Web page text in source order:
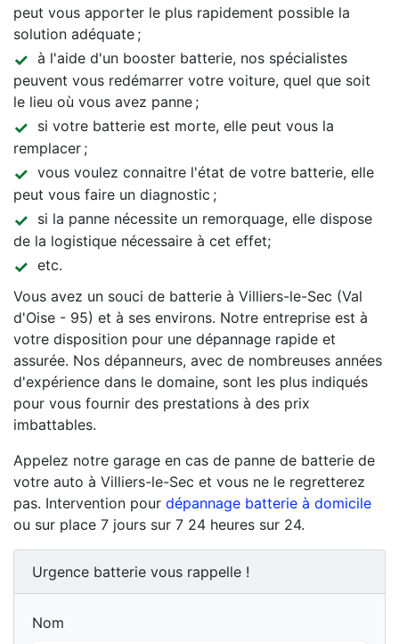
peut vous apporter le plus rapidement possible la
solution adéquate ;
à l'aide d'un booster batterie, nos spécialistes
peuvent vous redémarrer votre voiture, quel que soit
le lieu où vous avez panne ;
si votre batterie est morte, elle peut vous la
remplacer ;
vous voulez connaitre l'état de votre batterie, elle
peut vous faire un diagnostic ;
si la panne nécessite un remorquage, elle dispose
de la logistique nécessaire à cet effet;
etc.
Vous avez un souci de batterie à Villiers-le-Sec (Val
d'Oise - 95) et à ses environs. Notre entreprise est à
votre disposition pour une dépannage rapide et
assurée. Nos dépanneurs, avec de nombreuses années
d'expérience dans le domaine, sont les plus indiqués
pour vous fournir des prestations à des prix
imbattables.
Appelez notre garage en cas de panne de batterie de
votre auto à Villiers-le-Sec et vous ne le regretterez
pas. Intervention pour dépannage batterie à domicile
ou sur place 7 jours sur 7 24 heures sur 24.
Urgence batterie vous rappelle !
Nom
Nom